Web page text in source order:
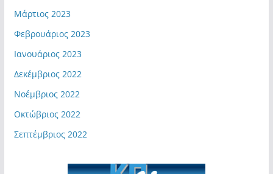
Μάρτιος 2023
Φεβρουάριος 2023
Ιανουάριος 2023
Δεκέμβριος 2022
Νοέμβριος 2022
Οκτώβριος 2022
Σεπτέμβριος 2022